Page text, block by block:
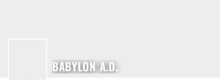
BABYLON A.D.